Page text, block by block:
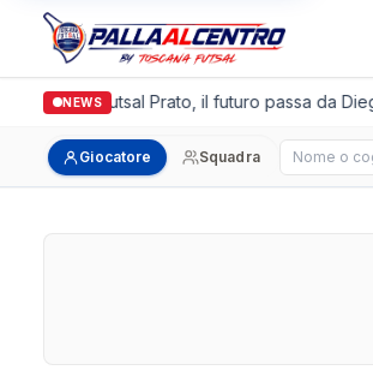
NEWS
Italgronda Futsal Prato, il futuro passa da
Giocatore Squadra Cerca